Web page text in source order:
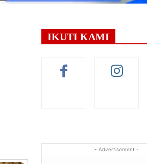
IKUTI KAMI
- Advertisement -